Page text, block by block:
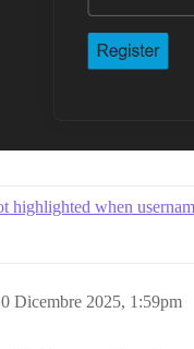
highlighted when
Dicembre 2025, 1:59pm